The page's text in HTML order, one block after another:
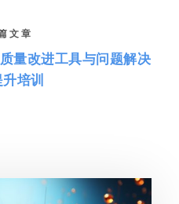
文章
量改进工具与问题解决
培训